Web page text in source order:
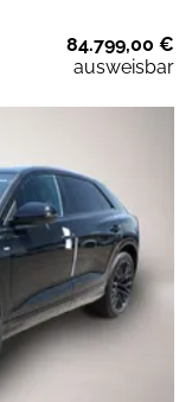
84.799,00 €
ausweisbar